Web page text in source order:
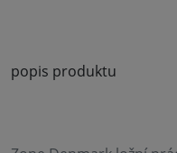
popis produktu